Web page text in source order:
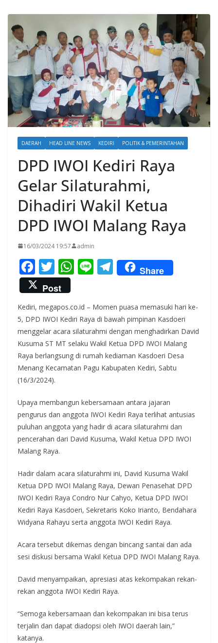
DAERAH HEAD LINE NEWS KEDIRI POLITIK & PEMERINTAHAN
DPD IWOI Kediri Raya
Gelar Silaturahmi,
Dihadiri Wakil Ketua
DPD IWOI Malang Raya
16/03/2024 19:57 admin
F
ac
e
b
o
o
k
T
w
itt
er
W
s
A
p
p
Li T
el
gr
a
m
Share
Post
Kediri, megapos.co.id – Momen puasa memasuki hari ke-
5, DPD IWOI Kediri Raya di bawah pimpinan Kasdoeri
menggelar acara silaturahmi dengan menghadirkan David
Kusuma ST MT selaku Wakil Ketua DPD IWOI Malang
Raya berlangsung di rumah kediaman Kasdoeri Desa
Menang Kecamatan Pagu Kabupaten Kediri, Sabtu
(16/3/2024).
Upaya membangun kebersamaan antara jajaran
pengurus dan anggota IWOI Kediri Raya terlihat antusias
puluhan anggota yang hadir di acara silaturahmi dan
pencerahan dari David Kusuma, Wakil Ketua DPD IWOI
Malang Raya.
Hadir dalam acara silaturahmi ini, David Kusuma Wakil
Ketua DPD IWOI Malang Raya, Dewan Penasehat DPD
IWOI Kediri Raya Condro Nur Cahyo, Ketua DPD IWOI
Kediri Raya Kasdoeri, Sekretaris Koko Irianto, Bendahara
Widyana Rahayu serta anggota IWOI Kediri Raya.
Acara tersebut dikemas dengan bincang santai dan ada
sesi diskusi bersama Wakil Ketua DPD IWOI Malang Raya.
David menyampaikan, apresiasi atas kekompakan rekan-
rekan anggota IWOI Kediri Raya.
“Semoga kebersamaan dan kekompakan ini bisa terus
terjalin dan dapat diadopsi oleh IWOI daerah lain,”
katanya.